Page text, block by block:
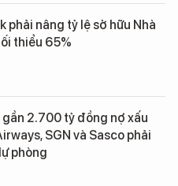
phải nâng tỷ lệ sở hữu Nhà
thiểu 65%
gần 2.700 tỷ đồng nợ xấu
SGN và Sasco phải
phòng